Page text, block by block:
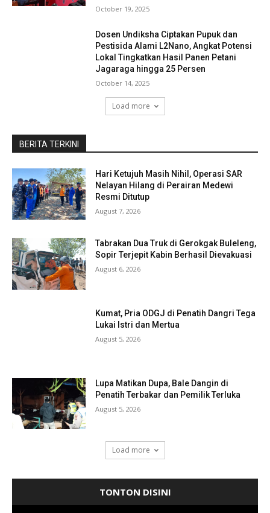
October 19, 2025
Dosen Undiksha Ciptakan Pupuk dan
Pestisida Alami L2Nano, Angkat Potensi
Lokal Tingkatkan Hasil Panen Petani
Jagaraga hingga 25 Persen
October 14, 2025
Load more
BERITA TERKINI
Hari Ketujuh Masih Nihil, Operasi SAR
Nelayan Hilang di Perairan Medewi
Resmi Ditutup
August 7, 2026
Tabrakan Dua Truk di Gerokgak Buleleng,
Sopir Terjepit Kabin Berhasil Dievakuasi
August 6, 2026
Kumat, Pria ODGJ di Penatih Dangri Tega
Lukai Istri dan Mertua
August 5, 2026
Lupa Matikan Dupa, Bale Dangin di
Penatih Terbakar dan Pemilik Terluka
August 5, 2026
Load more
TONTON DISINI